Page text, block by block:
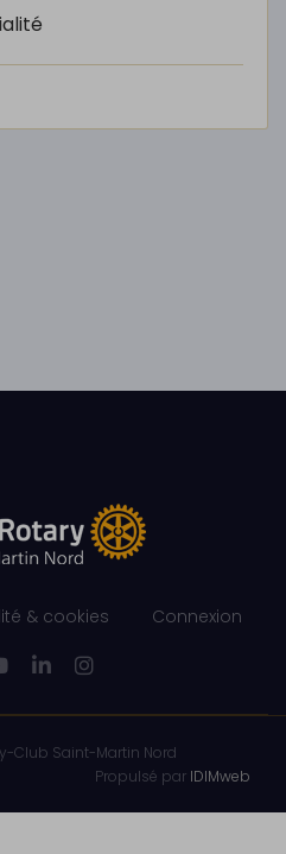
& cookies Connexion
Club Saint-Martin Nord
Propulsé par IDIMweb